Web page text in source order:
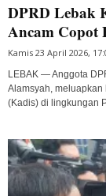
DPRD Lebak
Ancam Copot
Kamis 23 April 2026,
LEBAK — Anggota
Alamsyah,
(Kadis) di lingkungan